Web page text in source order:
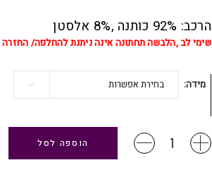
הרכב: 92% כותנה ,8% אלסטן
שימי לב ,הלבשה תחתונה אינה ניתנת להחלפה/ החזרה
מידה בחירת אפשרות
חזיית
כותנה
הוספה לסל